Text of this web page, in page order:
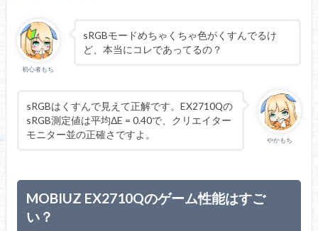
初心者もち
初心者もち
sRGBモードめちゃくちゃ色がくすんでるけ
ど、本当にコレであってるの？
やかもち
sRGBはくすんで見えて正解です。EX2710Qの
sRGB測定値は平均ΔE = 0.40で、クリエイター
モニター並の正確さですよ。
MOBIUZ EX2710Qのゲーム性能はすご
い？